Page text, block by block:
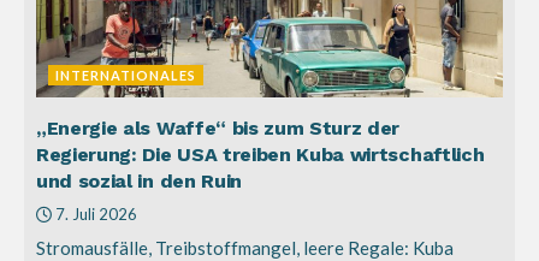
INTERNATIONALES
„Energie als Waffe“ bis zum Sturz der
Regierung: Die USA treiben Kuba wirtschaftlich
und sozial in den Ruin
7. Juli 2026
Stromausfälle, Treibstoffmangel, leere Regale: Kuba